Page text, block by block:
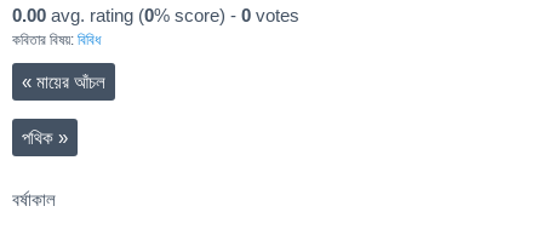
0.00 avg. rating (0% score) - 0 votes
কবিতার বিষয়: বিবিধ
« মায়ের আঁচল
পথিক »
বর্ষাকাল